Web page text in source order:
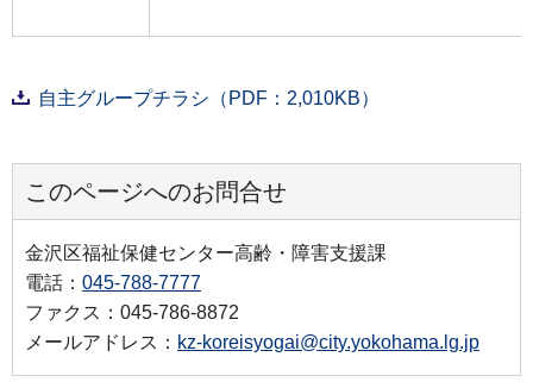
自主グループチラシ（PDF：2,010KB）
このページへのお問合せ
金沢区福祉保健センター高齢・障害支援課
電話： 045-788-7777
ファクス：045-786-8872
メールアドレス： kz-koreisyogai@city.yokohama.lg.jp